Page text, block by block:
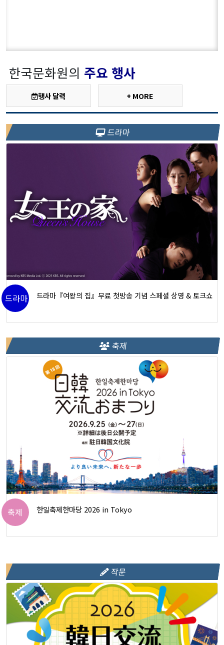
한국문화원의 주요 행사
행사 달력 + MORE
드라마
드라마『여왕의 집』무료 첫방송 기념 스페셜 상영 & 토크쇼
드라마
축제
한일축제한마당 2026 in Tokyo
축제
작문